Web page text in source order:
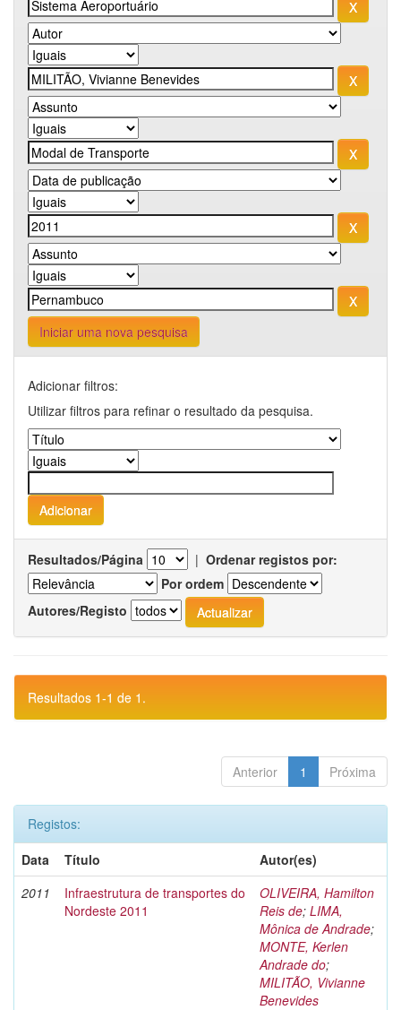
Iniciar uma nova pesquisa
Adicionar filtros:
Utilizar filtros para refinar o resultado da pesquisa.
Resultados/Página | Ordenar registos por:
Por ordem
Autores/Registo
Resultados 1-1 de 1.
Anterior 1 Próxima
Registos:
Data
Título
Autor(es)
2011
Infraestrutura de transportes do
Nordeste 2011
OLIVEIRA, Hamilton
Reis de; LIMA,
Mônica de Andrade;
MONTE, Kerlen
Andrade do;
MILITÃO, Vivianne
Benevides